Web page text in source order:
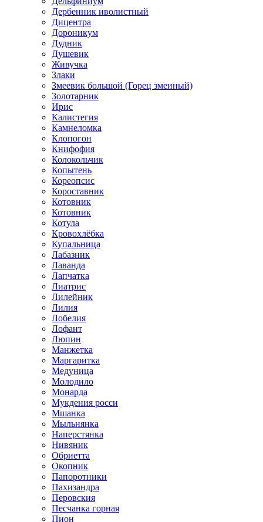
Дербенник иволистный
Дицентра
Дороникум
Дудник
Душевик
Живучка
Злаки
Змеевик большой (Горец змеиный)
Золотарник
Ирис
Калистегия
Камнеломка
Клопогон
Книфофия
Колокольчик
Копытень
Кореопсис
Короставник
Котовник
Котовник
Котула
Кровохлёбка
Купальница
Лабазник
Лаванда
Лапчатка
Лиатрис
Лилейник
Лилия
Лобелия
Лофант
Люпин
Манжетка
Маргаритка
Медуница
Молодило
Монарда
Мукдения росси
Мшанка
Мыльнянка
Наперстянка
Нивяник
Обриетта
Окопник
Папоротники
Пахизандра
Перовския
Песчанка горная
Пион